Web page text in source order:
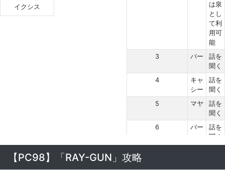
イクシス
は泉
とし
て利
用可
能
3
バー
話を
聞く
4
キャ
シー
話を
聞く
5
マヤ
話を
聞く
6
バー
話を
聞く
【PC98】「RAY-GUN」攻略